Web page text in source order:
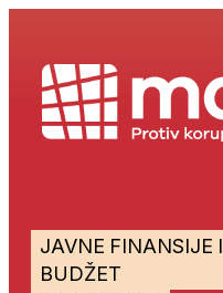
JAVNE FINANSIJE I
BUDŽET